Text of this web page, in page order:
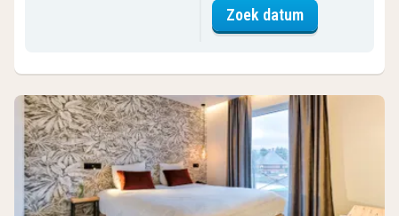
Zoek datumvoor Sweet